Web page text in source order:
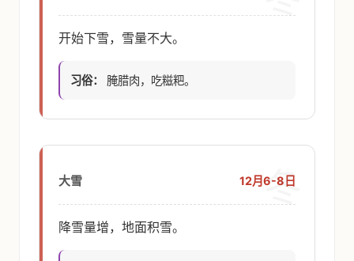
开始下雪，雪量不大。
习俗： 腌腊肉，吃糍粑。
冬
大雪 12月6-8日
降雪量增，地面积雪。